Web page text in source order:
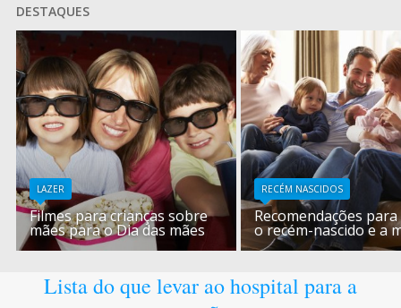
DESTAQUES
LAZER
Filmes para crianças sobre
mães para o Dia das mães
RECÉM NASCIDOS
Recomendações
o recém-nascido e a
Lista do que levar ao hospital para a